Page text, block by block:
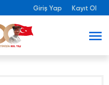
Giriş Yap Kayıt Ol